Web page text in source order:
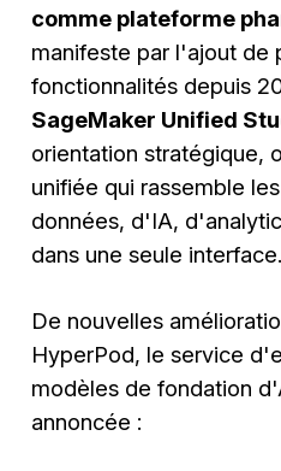
comme plateforme
manifeste par l'ajout de
fonctionnalités depuis
SageMaker Unified
orientation stratégique,
unifiée qui rassemble
données, d'IA,
dans une seule interface.
De nouvelles
HyperPod, le service
modèles de fondation
annoncée :